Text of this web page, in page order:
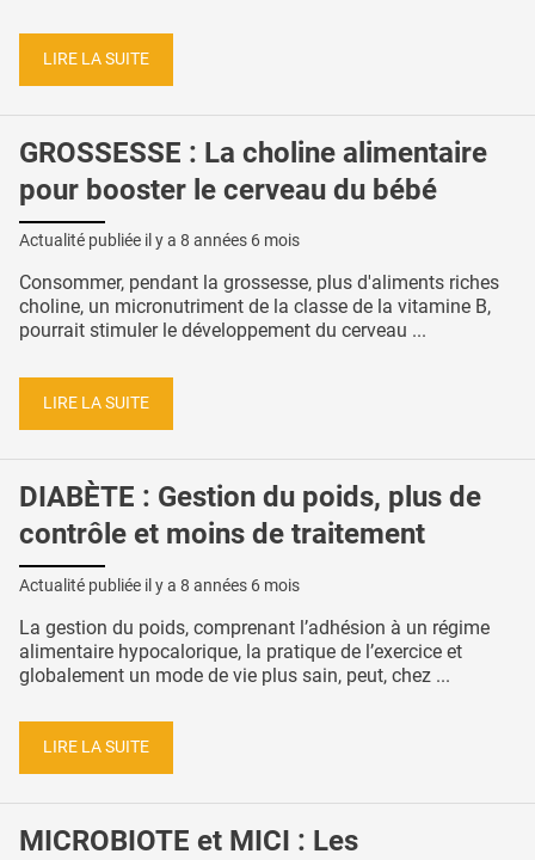
LIRE LA SUITE
GROSSESSE : La choline alimentaire
pour booster le cerveau du bébé
Actualité publiée il y a 8 années 6 mois
Consommer, pendant la grossesse, plus d'aliments riches
choline, un micronutriment de la classe de la vitamine B,
pourrait stimuler le développement du cerveau ...
LIRE LA SUITE
DIABÈTE : Gestion du poids, plus de
contrôle et moins de traitement
Actualité publiée il y a 8 années 6 mois
La gestion du poids, comprenant l’adhésion à un régime
alimentaire hypocalorique, la pratique de l’exercice et
globalement un mode de vie plus sain, peut, chez ...
LIRE LA SUITE
MICROBIOTE et MICI : Les